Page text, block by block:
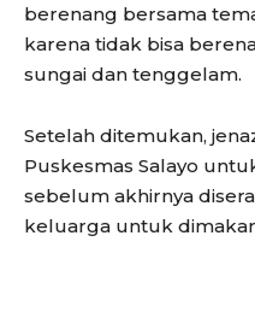
berenang bersama
karena tidak bisa
sungai dan tenggelam.
Setelah ditemukan,
Puskesmas Salayo
sebelum akhirnya
keluarga untuk